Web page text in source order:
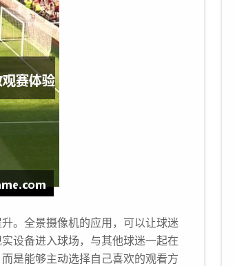
。全景摄像机的应用，可以让球迷
设备进入球场，与其他球迷一起在
是能够主动选择自己喜欢的观看方